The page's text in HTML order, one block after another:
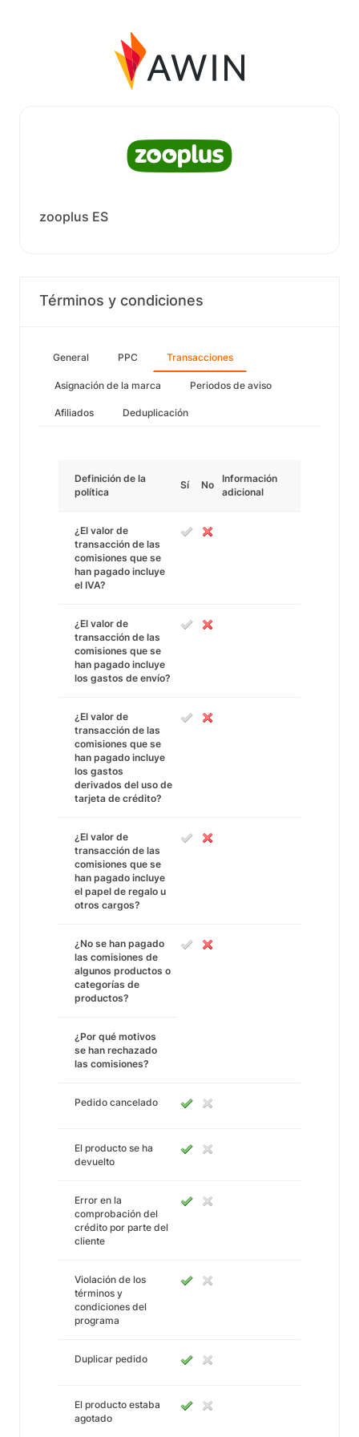
zooplus ES
Términos y condiciones
General PPC Transacciones
Asignación de la marca Periodos de aviso
Afiliados Deduplicación
Definición de la
política
Sí No
Información
adicional
¿El valor de
transacción de las
comisiones que se
han pagado incluye
el IVA?
¿El valor de
transacción de las
comisiones que se
han pagado incluye
los gastos de envío?
¿El valor de
transacción de las
comisiones que se
han pagado incluye
los gastos
derivados del uso de
tarjeta de crédito?
¿El valor de
transacción de las
comisiones que se
han pagado incluye
el papel de regalo u
otros cargos?
¿No se han pagado
las comisiones de
algunos productos o
categorías de
productos?
¿Por qué motivos
se han rechazado
las comisiones?
Pedido cancelado
El producto se ha
devuelto
Error en la
comprobación del
crédito por parte del
cliente
Violación de los
términos y
condiciones del
programa
Duplicar pedido
El producto estaba
agotado